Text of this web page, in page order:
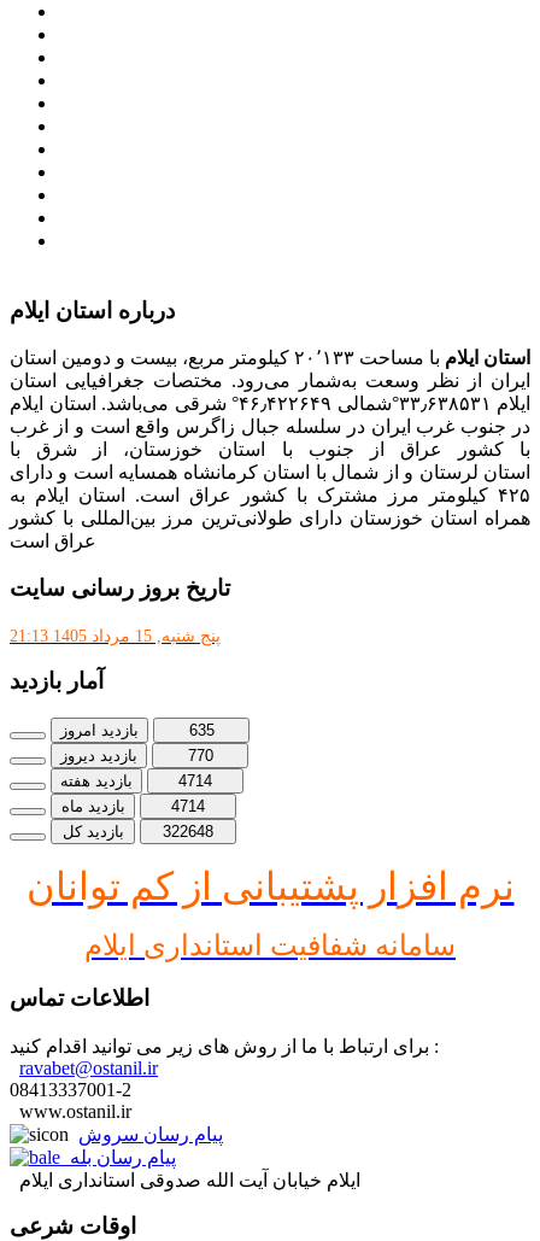
درباره استان ایلام
استان ایلام
با مساحت ۲۰٬۱۳۳ کیلومتر مربع، بیست و دومین استان
ایران از نظر وسعت به‌شمار می‌رود. مختصات جغرافیایی استان
ایلام ۳۳٫۶۳۸۵۳۱°شمالی ۴۶٫۴۲۲۶۴۹° شرقی می‌باشد. استان ایلام
در جنوب غرب ایران در سلسله جبال زاگرس واقع است و از غرب
با کشور عراق از جنوب با استان خوزستان، از شرق با
استان لرستان و از شمال با استان کرمانشاه همسایه است و دارای
۴۲۵ کیلومتر مرز مشترک با کشور عراق است. استان ایلام به
همراه استان خوزستان دارای طولانی‌ترین مرز بین‌المللی با کشور
عراق است
تاریخ بروز رسانی سایت
پنج شنبه, 15 مرداد 1405 21:13
آمار بازدید
بازدید امروز
635
بازدید دیروز
770
بازدید هفته
4714
بازدید ماه
4714
بازدید کل
322648
نرم افز ار پشتیبانی از کم توانان
سامانه شفافیت استانداری ایلام
اطلاعات تماس
برای ارتباط با ما از روش های زیر می توانید اقدام کنید :
ravabet@ostanil.ir
08413337001-2
www.ostanil.ir
پیام رسان سروش
پیام رسان بله
ایلام خیابان آیت الله صدوقی استانداری ایلام
اوقات شرعی